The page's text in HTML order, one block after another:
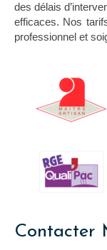
des délais
efficaces. Nos
professionnel et
Contacter